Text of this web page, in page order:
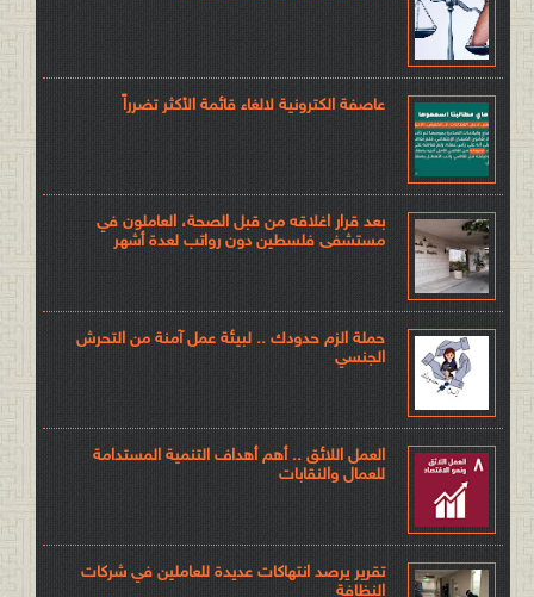
عاصفة الكترونية لالغاء قائمة الأكثر تضرراً
بعد قرار اغلاقه من قبل الصحة، العاملون في
مستشفى فلسطين دون رواتب لعدة أشهر
حملة الزم حدودك .. لبيئة عمل آمنة من التحرش
الجنسي
العمل اللائق .. أهم أهداف التنمية المستدامة
للعمال والنقابات
تقرير يرصد انتهاكات عديدة للعاملين في شركات
النظافة